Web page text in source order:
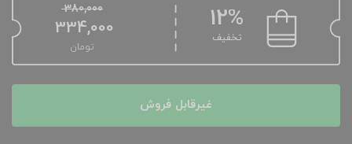
12%
تخفیف
380,000
334,000
تومان
غیرقابل فروش